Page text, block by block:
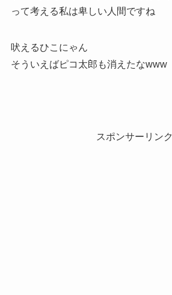
って考える私は卑しい人間ですね
吠えるひこにゃん
そういえばピコ太郎も消えたなwww
スポンサーリンク